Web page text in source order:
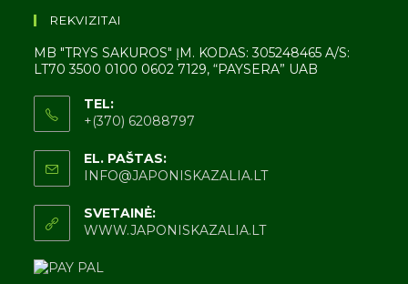
REKVIZITAI
MB "TRYS SAKUROS" ĮM. KODAS: 305248465 A/S:
LT70 3500 0100 0602 7129, “PAYSERA” UAB
TEL:
+(370) 62088797
EL. PAŠTAS:
INFO@JAPONISKAZALIA.LT
SVETAINĖ:
WWW.JAPONISKAZALIA.LT